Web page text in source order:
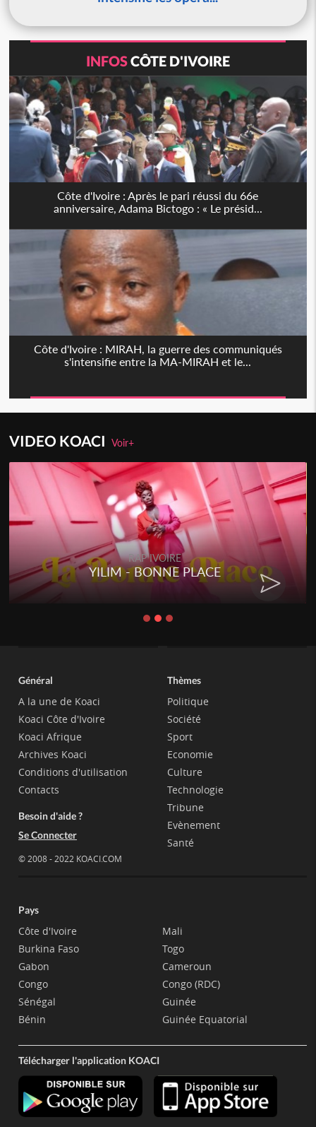
INFOSCÔTE D'IVOIRE
Côte d'Ivoire : Après le pari réussi du 66e
anniversaire, Adama Bictogo : « Le présid...
Côte d'Ivoire : MIRAH, la guerre des communiqués
s'intensifie entre la MA-MIRAH et le...
VIDEO KOACIVoir+
RAP IVOIRE
YILIM - BONNE PLACE
Général
A la une de Koaci
Koaci Côte d'Ivoire
Koaci Afrique
Archives Koaci
Conditions d'utilisation
Contacts
Besoin d'aide ?
Se Connecter
© 2008 - 2022 KOACI.COM
Thèmes
Politique
Société
Sport
Economie
Culture
Technologie
Tribune
Evènement
Santé
Pays
Côte d'Ivoire
Burkina Faso
Gabon
Congo
Sénégal
Bénin
Mali
Togo
Cameroun
Congo (RDC)
Guinée
Guinée Equatorial
Télécharger l'application KOACI